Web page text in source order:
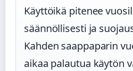
Käyttöikä pitenee
säännöllisesti ja
Kahden saappaparin
aikaa palautua käytön